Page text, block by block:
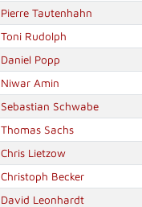
Pierre Tautenhahn
Toni Rudolph
Daniel Popp
Niwar Amin
Sebastian Schwabe
Thomas Sachs
Chris Lietzow
Christoph Becker
David Leonhardt